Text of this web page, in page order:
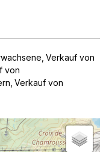
Verkauf von
von
Verkauf von